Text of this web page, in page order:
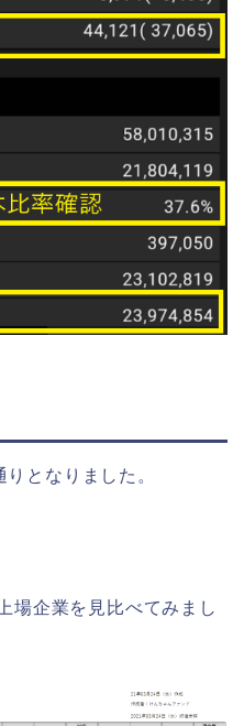
となりました。
場企業を見比べてみまし